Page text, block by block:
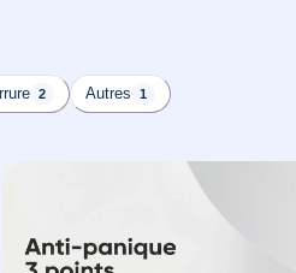
2 Autres 1